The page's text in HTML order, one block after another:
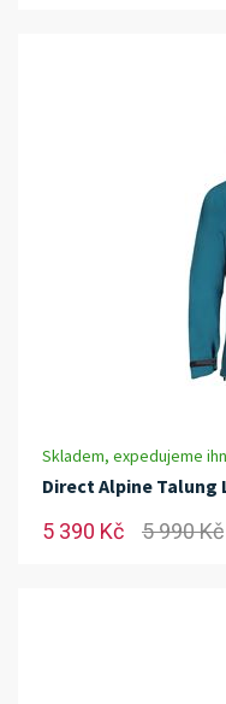
Skladem, expedujeme
Direct Alpine Talung
5 390 Kč 5 990 Kč